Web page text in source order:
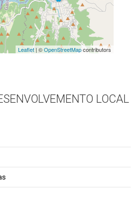
Leaflet| ©OpenStreetMapcontributors
LOCAL